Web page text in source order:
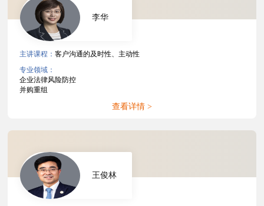
主讲课程：客户沟通的及时性、主动性
专业领域：
企业法律风险防控
并购重组
查看详情 >
李华
王俊林